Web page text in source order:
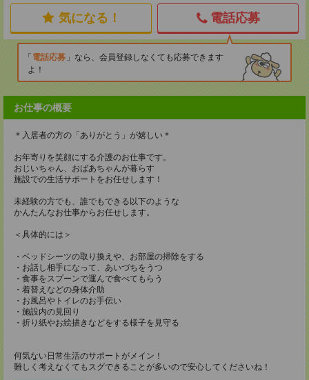
気になる！ 電話応募
電話応募
なら、会員登録しなくても応募できます
よ！
お仕事の概要
＊入居者の方の「ありがとう」が嬉しい＊
お年寄りを笑顔にする介護のお仕事です。
おじいちゃん、おばあちゃんが暮らす
施設での生活サポートをお任せします！
未経験の方でも、誰でもできる以下のような
かんたんなお仕事からお任せします。
＜具体的には＞
・ベッドシーツの取り換えや、お部屋の掃除をする
・お話し相手になって、あいづちをうつ
・食事をスプーンで運んで食べてもらう
・着替えなどの身体介助
・お風呂やトイレのお手伝い
・施設内の見回り
・折り紙やお絵描きなどをする様子を見守る
何気ない日常生活のサポートがメイン！
難しく考えなくてもスグできることが多いので安心してくださいね！